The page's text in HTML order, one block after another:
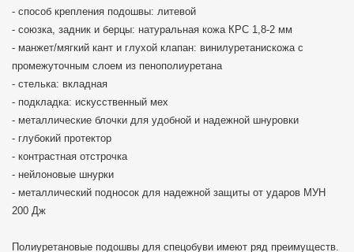
- способ крепления подошвы: литевой
- союзка, задник и берцы: натуральная кожа КРС 1,8-2 мм
- манжет/мягкий кант и глухой клапан: винилуретанискожа с
промежуточным слоем из пенополиуретана
- стелька: вкладная
- подкладка: искусственный мех
- металлические блочки для удобной и надежной шнуровки
- глубокий протектор
- контрастная отстрочка
- нейлоновые шнурки
- металлический подносок для надежной защиты от ударов МУН
200 Дж
Полиуретановые подошвы для спецобуви имеют ряд преимуществ.